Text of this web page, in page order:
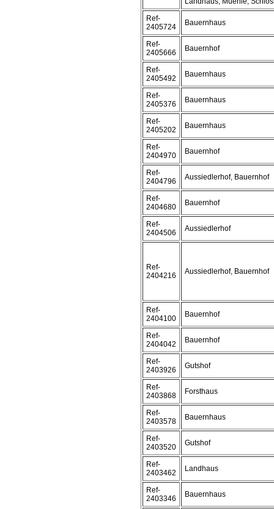
Ref-
2405724
Bauernhaus
Ref-
2405666
Bauernhof
Ref-
2405492
Bauernhaus
Ref-
2405376
Bauernhaus
Ref-
2405202
Bauernhaus
Ref-
2404970
Bauernhof
Ref-
2404796
Aussiedlerhof, Bauernhof
Ref-
2404680
Bauernhof
Ref-
2404506
Aussiedlerhof
Ref-
2404216
Aussiedlerhof, Bauernhof
Ref-
2404100
Bauernhof
Ref-
2404042
Bauernhof
Ref-
2403926
Gutshof
Ref-
2403868
Forsthaus
Ref-
2403578
Bauernhaus
Ref-
2403520
Gutshof
Ref-
2403462
Landhaus
Ref-
2403346
Bauernhaus